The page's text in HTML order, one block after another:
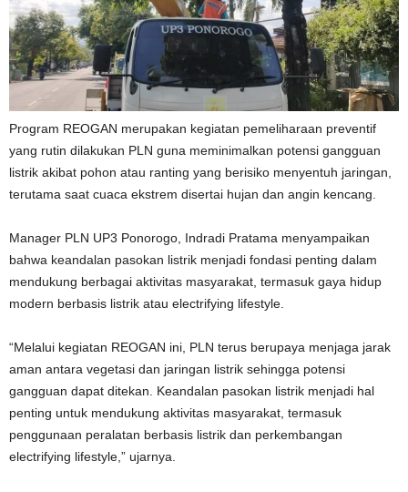
Program REOGAN merupakan kegiatan pemeliharaan preventif
yang rutin dilakukan PLN guna meminimalkan potensi gangguan
listrik akibat pohon atau ranting yang berisiko menyentuh jaringan,
terutama saat cuaca ekstrem disertai hujan dan angin kencang.
Manager PLN UP3 Ponorogo, Indradi Pratama menyampaikan
bahwa keandalan pasokan listrik menjadi fondasi penting dalam
mendukung berbagai aktivitas masyarakat, termasuk gaya hidup
modern berbasis listrik atau electrifying lifestyle.
“Melalui kegiatan REOGAN ini, PLN terus berupaya menjaga jarak
aman antara vegetasi dan jaringan listrik sehingga potensi
gangguan dapat ditekan. Keandalan pasokan listrik menjadi hal
penting untuk mendukung aktivitas masyarakat, termasuk
penggunaan peralatan berbasis listrik dan perkembangan
electrifying lifestyle,” ujarnya.